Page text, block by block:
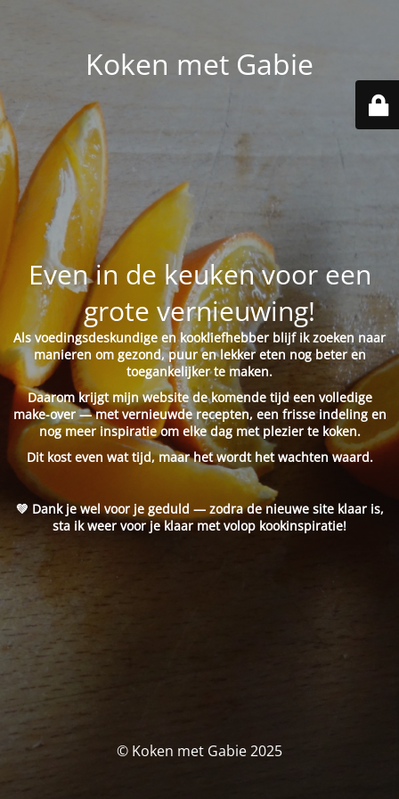
Koken met Gabie
Even in de keuken voor een
grote vernieuwing!
Als voedingsdeskundige en kookliefhebber blijf ik zoeken naar
manieren om gezond, puur en lekker eten nog beter en
toegankelijker te maken.
Daarom krijgt mijn website de komende tijd een volledige
make-over — met vernieuwde recepten, een frisse indeling en
nog meer inspiratie om elke dag met plezier te koken.
Dit kost even wat tijd, maar het wordt het wachten waard.
💚 Dank je wel voor je geduld — zodra de nieuwe site klaar is,
sta ik weer voor je klaar met volop kookinspiratie!
© Koken met Gabie 2025